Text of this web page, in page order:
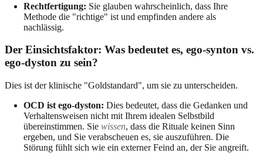
Rechtfertigung: Sie glauben wahrscheinlich, dass Ihre
Methode die "richtige" ist und empfinden andere als
nachlässig.
Der Einsichtsfaktor: Was bedeutet es, ego-synton vs.
ego-dyston zu sein?
Dies ist der klinische "Goldstandard", um sie zu unterscheiden.
OCD ist ego-dyston: Dies bedeutet, dass die Gedanken und
Verhaltensweisen nicht mit Ihrem idealen Selbstbild
übereinstimmen. Sie wissen, dass die Rituale keinen Sinn
ergeben, und Sie verabscheuen es, sie auszuführen. Die
Störung fühlt sich wie ein externer Feind an, der Sie angreift.